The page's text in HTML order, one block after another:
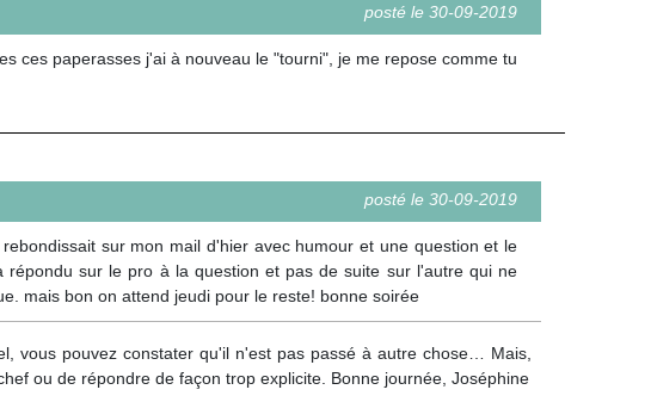
posté le 30-09-2019
ces paperasses j'ai à nouveau le "tourni", je me repose comme tu
posté le 30-09-2019
sur mon mail d'hier avec humour et une question et le
sur le pro à la question et pas de suite sur l'autre qui ne
mais bon on attend jeudi pour le reste! bonne soirée
vous pouvez constater qu'il n'est pas passé à autre chose… Mais,
ou de répondre de façon trop explicite. Bonne journée, Joséphine